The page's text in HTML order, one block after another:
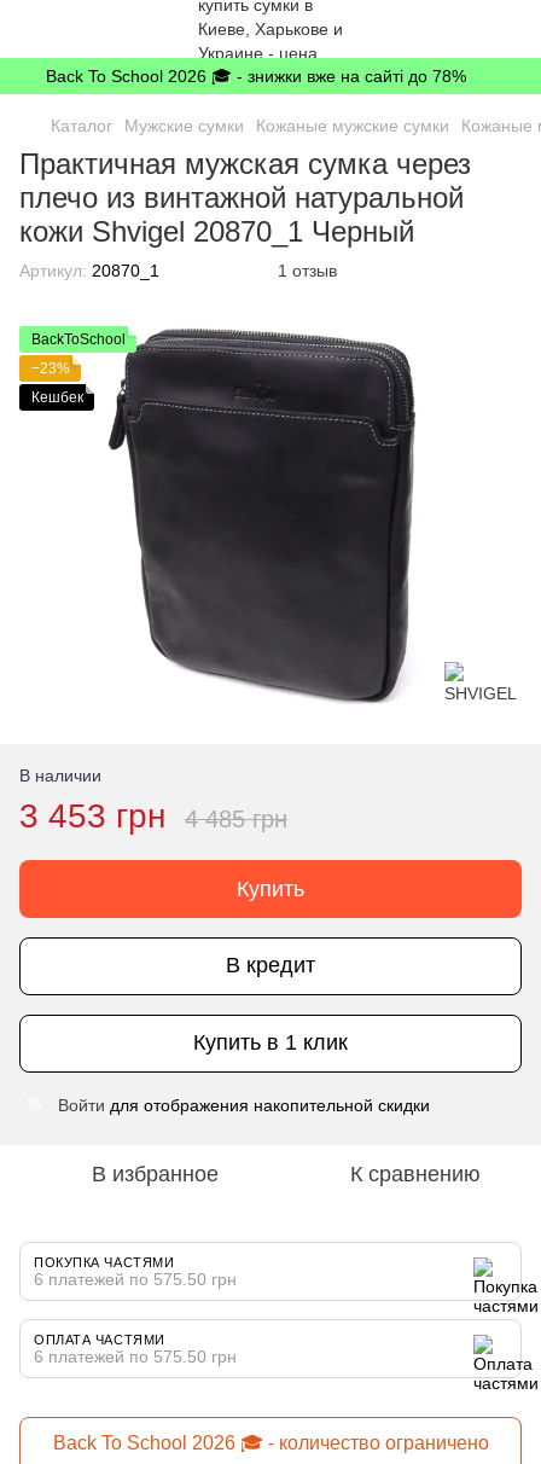
Back To School 2026 🎓 - знижки вже на сайті до 78%
Каталог Мужские сумки Кожаные мужские сумки Кожаные
Практичная мужская сумка через
плечо из винтажной натуральной
кожи Shvigel 20870_1 Черный
Артикул: 20870_1 1 отзыв
BackToSchool
−23%
Кешбек
В наличии
3 453 грн 4 485 грн
Купить
В кредит
Купить в 1 клик
Войти для отображения накопительной скидки
В избранное К сравнению
ПОКУПКА ЧАСТЯМИ
6 платежей по 575.50 грн
ОПЛАТА ЧАСТЯМИ
6 платежей по 575.50 грн
Back To School 2026 🎓 - количество ограничено